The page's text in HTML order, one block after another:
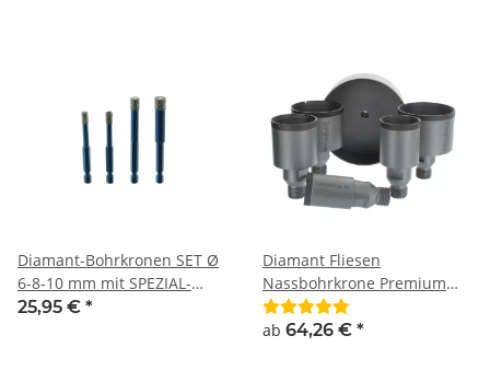
Diamant-Bohrkronen SET Ø
6-8-10 mm mit SPEZIAL-
Kühlkern mit BIT-Aufnahme
25,95 € *
Diamant Fliesen
Nassbohrkrone Premium
G1/2" außen Aufnahme
ab 64,26 € *